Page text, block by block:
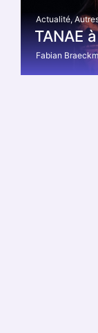
Actualité,
TANAE
Fabian